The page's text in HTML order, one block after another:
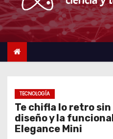
l
c
o
TECNOLOGÍA
Te chifla lo retro
diseño y la
Elegance Mini